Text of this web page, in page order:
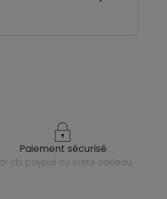
paiement sécurisé
par cb, paypal ou carte cadeau